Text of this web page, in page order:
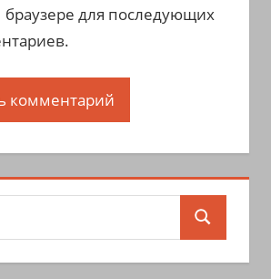
браузере для последующих
Поиск